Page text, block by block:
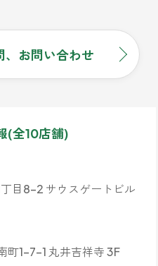
、お問い合わせ
(全10店舗)
目8-2 サウスゲートビル
町1-7-1 丸井吉祥寺 3F